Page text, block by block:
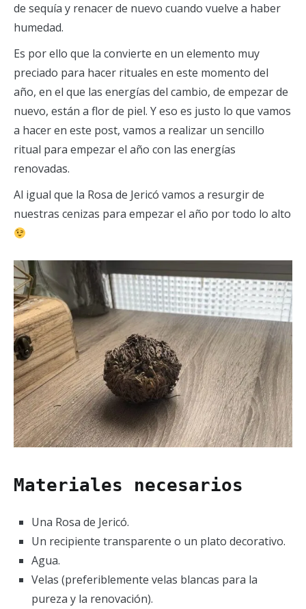
de sequía y renacer de nuevo cuando vuelve a haber
humedad.
Es por ello que la convierte en un elemento muy
preciado para hacer rituales en este momento del
año, en el que las energías del cambio, de empezar de
nuevo, están a flor de piel. Y eso es justo lo que vamos
a hacer en este post, vamos a realizar un sencillo
ritual para empezar el año con las energías
renovadas.
Al igual que la Rosa de Jericó vamos a resurgir de
nuestras cenizas para empezar el año por todo lo alto
Materiales necesarios
Una Rosa de Jericó.
Un recipiente transparente o un plato decorativo.
Agua.
Velas (preferiblemente velas blancas para la
pureza y la renovación).